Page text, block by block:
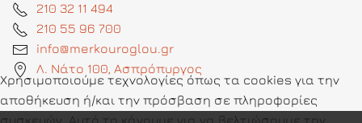
210 32 11 494
210 55 96 700
info@merkouroglou.gr
Λ. Νάτο 100, Ασπρόπυργος
Χρησιμοποιούμε τεχνολογίες όπως τα cookies για την
αποθήκευση ή/και την πρόσβαση σε πληροφορίες
συσκευών. Αυτό το κάνουμε για να βελτιώσουμε την